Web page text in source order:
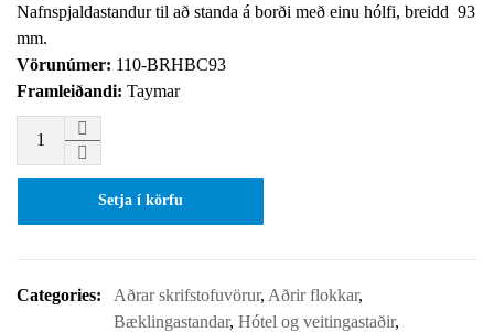
Nafnspjaldastandur til að standa á borði með einu hólfi, breidd 93
mm.
Vörunúmer: 110-BRHBC93
Framleiðandi: Taymar
Setja í körfu
Categories: Aðrar skrifstofuvörur, Aðrir flokkar,
Bæklingastandar, Hótel og veitingastaðir,